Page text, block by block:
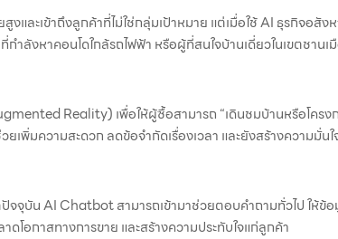
และเข้าถึงลูกค้าที่ไม่ใช่กลุ่มเป้าหมาย แต่เมื่อใช้ AI ธุรกิจอสั
กำลังหาคอนโดใกล้รถไฟฟ้า หรือผู้ที่สนใจบ้านเดี่ยวในเขตชา
Reality) เพื่อให้ผู้ซื้อสามารถ “เดินชมบ้านหรือโครงก
มความสะดวก ลดข้อจำกัดเรื่องเวลา และยังสร้างความมั่นใ
บัน AI Chatbot สามารถเข้ามาช่วยตอบคำถามทั่วไป ให้ข้
โอกาสทางการขาย และสร้างความประทับใจแก่ลูกค้า